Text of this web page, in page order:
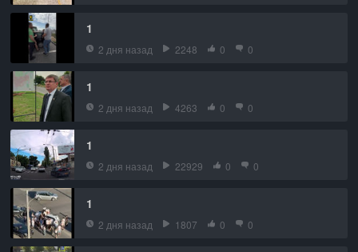
1
2 дня назад 2248 0 0
1
2 дня назад 4263 0 0
1
2 дня назад 22929 0 0
1
2 дня назад 1807 0 0